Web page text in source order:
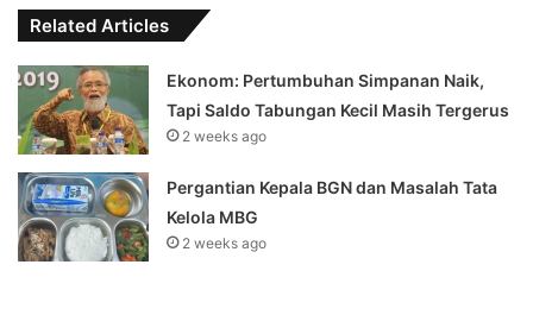
Related Articles
Ekonom: Pertumbuhan Simpanan Naik,
Tapi Saldo Tabungan Kecil Masih Tergerus
2 weeks ago
Pergantian Kepala BGN dan Masalah Tata
Kelola MBG
2 weeks ago